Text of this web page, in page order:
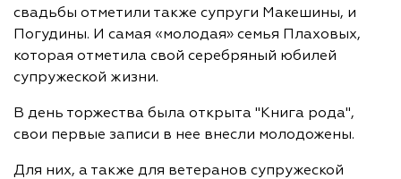
свадьбы отметили также супруги Макешины, и
Погудины. И самая «молодая» семья Плаховых,
которая отметила свой серебряный юбилей
супружеской жизни.
В день торжества была открыта "Книга рода",
свои первые записи в нее внесли молодожены.
Для них, а также для ветеранов супружеской